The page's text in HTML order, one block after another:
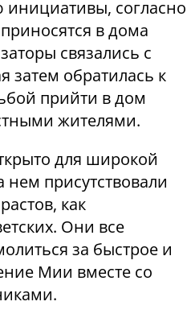
согласно
в дома
связались с
затем обратилась к
прийти в дом
жителями.
для широкой
присутствовали
как
Они все
за быстрое и
Мии вместе со